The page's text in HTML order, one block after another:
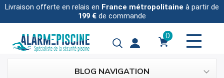
Livraison offerte en relais en France métropolitaine à partir de
199 € de commande
0
BLOG NAVIGATION